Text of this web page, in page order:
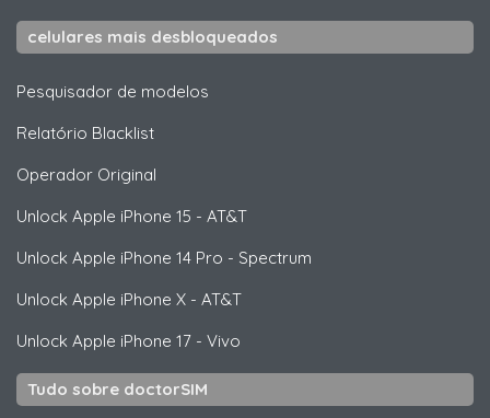
celulares mais desbloqueados
Pesquisador de modelos
Relatório Blacklist
Operador Original
Unlock Apple iPhone 15 - AT&T
Unlock Apple iPhone 14 Pro - Spectrum
Unlock Apple iPhone X - AT&T
Unlock Apple iPhone 17 - Vivo
Tudo sobre doctorSIM